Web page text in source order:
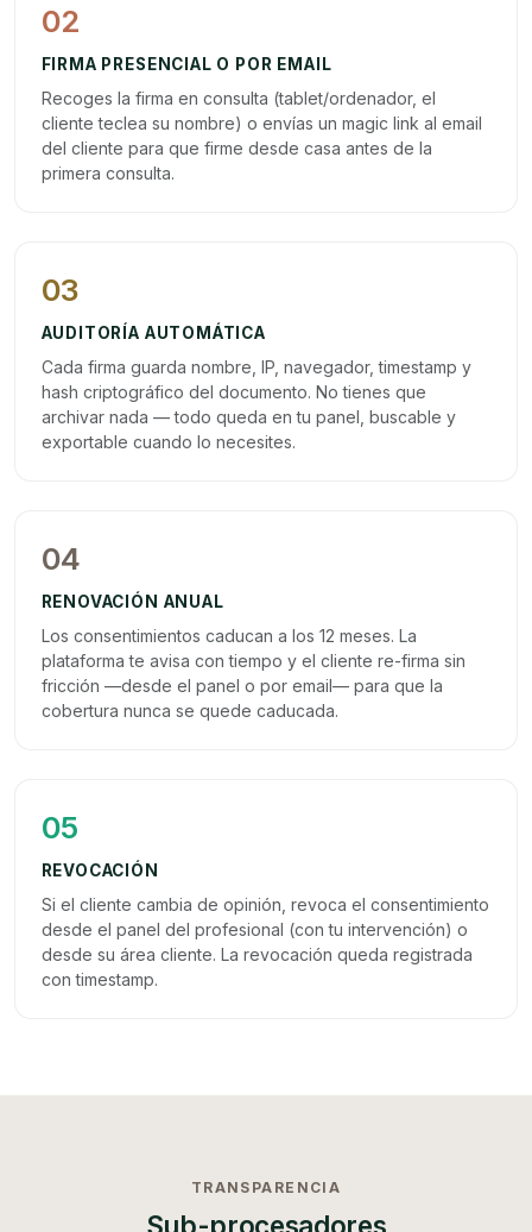
02
FIRMA PRESENCIAL O POR EMAIL
Recoges la firma en consulta (tablet/ordenador, el
cliente teclea su nombre) o envías un magic link al email
del cliente para que firme desde casa antes de la
primera consulta.
03
AUDITORÍA AUTOMÁTICA
Cada firma guarda nombre, IP, navegador, timestamp y
hash criptográfico del documento. No tienes que
archivar nada — todo queda en tu panel, buscable y
exportable cuando lo necesites.
04
RENOVACIÓN ANUAL
Los consentimientos caducan a los 12 meses. La
plataforma te avisa con tiempo y el cliente re-firma sin
fricción —desde el panel o por email— para que la
cobertura nunca se quede caducada.
05
REVOCACIÓN
Si el cliente cambia de opinión, revoca el consentimiento
desde el panel del profesional (con tu intervención) o
desde su área cliente. La revocación queda registrada
con timestamp.
TRANSPARENCIA
Sub-procesadores